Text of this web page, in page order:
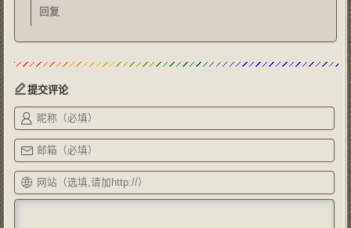
回复
提交评论